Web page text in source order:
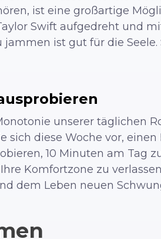
ist eine großartige
Swift aufgedreht und
jammen ist gut für die
unserer täglichen
sich diese Woche vor,
10 Minuten am Tag
Komfortzone zu
dem Leben neuen